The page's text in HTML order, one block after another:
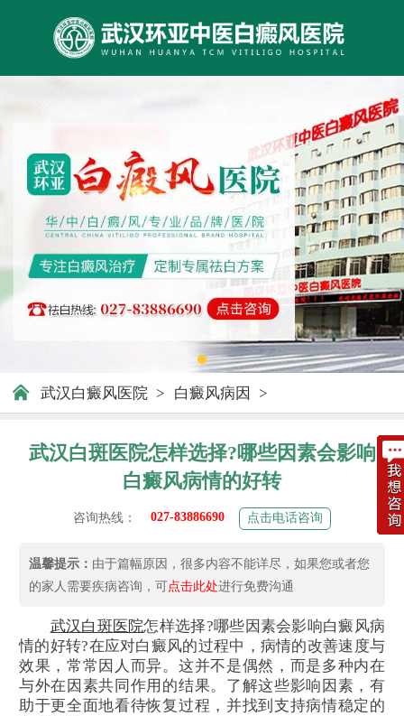
武汉白癜风医院 > 白癜风病因 >
武汉白斑医院怎样选择?哪些因素会影响
白癜风病情的好转
咨询热线： 027-83886690 点击电话咨询
温馨提示： 由于篇幅原因，很多内容不能详尽，如果您或者您
的家人需要疾病咨询，可点击此处进行免费沟通
武汉白斑医院怎样选择?哪些因素会影响白癜风病
情的好转?在应对白癜风的过程中，病情的改善速度与
效果，常常因人而异。这并不是偶然，而是多种内在
与外在因素共同作用的结果。了解这些影响因素，有
助于更全面地看待恢复过程，并找到支持病情稳定的